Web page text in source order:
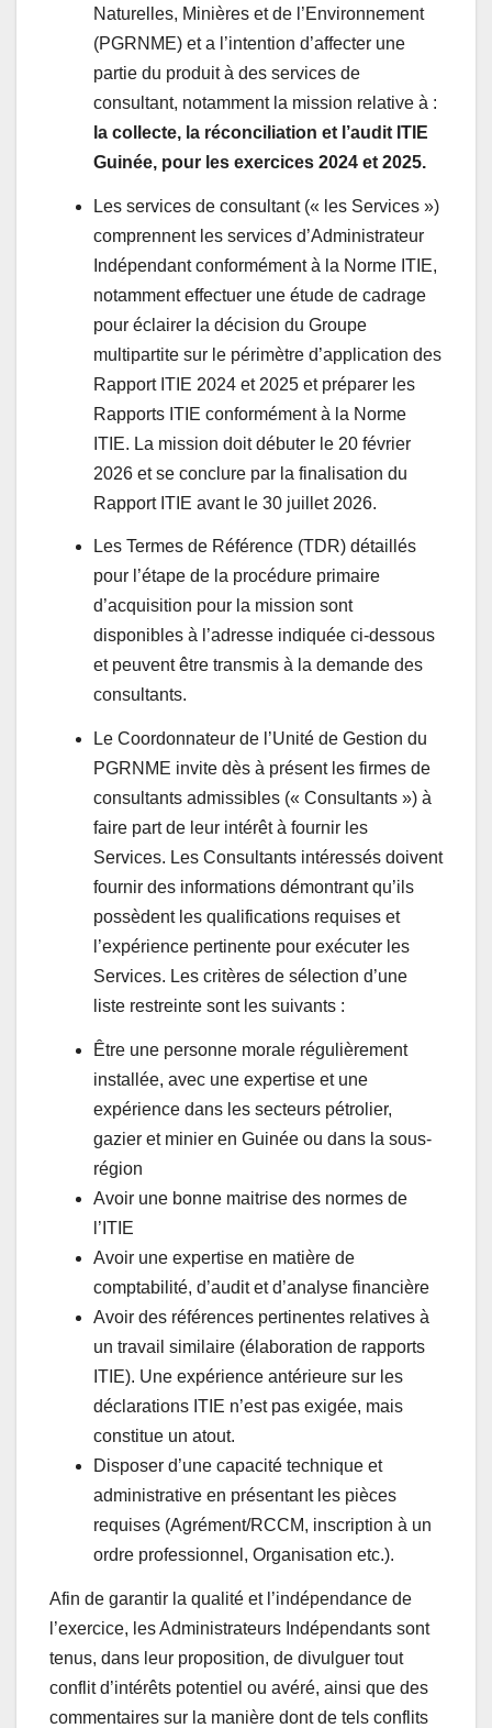
Naturelles, Minières et de l’Environnement
(PGRNME) et a l’intention d’affecter une
partie du produit à des services de
consultant, notamment la mission relative à :
la collecte, la réconciliation et l’audit ITIE
Guinée, pour les exercices 2024 et 2025.
Les services de consultant (« les Services »)
comprennent les services d’Administrateur
Indépendant conformément à la Norme ITIE,
notamment effectuer une étude de cadrage
pour éclairer la décision du Groupe
multipartite sur le périmètre d’application des
Rapport ITIE 2024 et 2025 et préparer les
Rapports ITIE conformément à la Norme
ITIE. La mission doit débuter le 20 février
2026 et se conclure par la finalisation du
Rapport ITIE avant le 30 juillet 2026.
Les Termes de Référence (TDR) détaillés
pour l’étape de la procédure primaire
d’acquisition pour la mission sont
disponibles à l’adresse indiquée ci-dessous
et peuvent être transmis à la demande des
consultants.
Le Coordonnateur de l’Unité de Gestion du
PGRNME invite dès à présent les firmes de
consultants admissibles (« Consultants ») à
faire part de leur intérêt à fournir les
Services. Les Consultants intéressés doivent
fournir des informations démontrant qu’ils
possèdent les qualifications requises et
l’expérience pertinente pour exécuter les
Services. Les critères de sélection d’une
liste restreinte sont les suivants :
Être une personne morale régulièrement
installée, avec une expertise et une
expérience dans les secteurs pétrolier,
gazier et minier en Guinée ou dans la sous-
région
Avoir une bonne maitrise des normes de
l’ITIE
Avoir une expertise en matière de
comptabilité, d’audit et d’analyse financière
Avoir des références pertinentes relatives à
un travail similaire (élaboration de rapports
ITIE). Une expérience antérieure sur les
déclarations ITIE n’est pas exigée, mais
constitue un atout.
Disposer d’une capacité technique et
administrative en présentant les pièces
requises (Agrément/RCCM, inscription à un
ordre professionnel, Organisation etc.).
Afin de garantir la qualité et l’indépendance de
l’exercice, les Administrateurs Indépendants sont
tenus, dans leur proposition, de divulguer tout
conflit d’intérêts potentiel ou avéré, ainsi que des
commentaires sur la manière dont de tels conflits